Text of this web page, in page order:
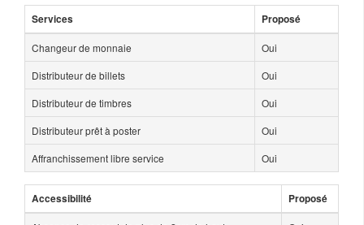
Services Proposé
Changeur de monnaie
Oui
Distributeur de billets
Oui
Distributeur de timbres
Oui
Distributeur prêt à poster
Oui
Affranchissement libre service
Oui
Accessibilité Proposé